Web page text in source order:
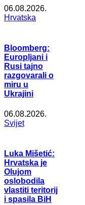
06.08.2026.
Hrvatska
Bloomberg:
Europljani i
Rusi tajno
razgovarali o
miru u
Ukrajini
06.08.2026.
Svijet
Luka Mišetić:
Hrvatska je
Olujom
oslobodila
vlastiti teritorij
i spasila BiH